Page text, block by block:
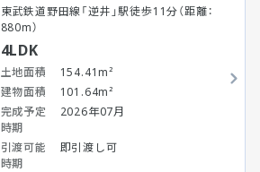
東武鉄道野田線「逆井」駅徒歩11分（距離：
880m）
4LDK
土地面積
154.41m²
建物面積
101.64m²
完成予定
時期
2026年07月
引渡可能
時期
即引渡し可